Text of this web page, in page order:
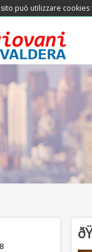
può utilizzare